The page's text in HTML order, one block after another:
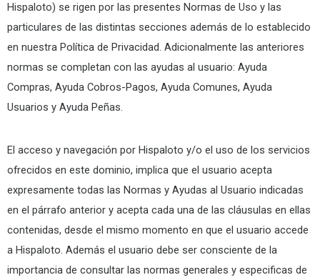
Hispaloto) se rigen por las presentes Normas de Uso y las
particulares de las distintas secciones además de lo establecido
en nuestra Política de Privacidad. Adicionalmente las anteriores
normas se completan con las ayudas al usuario: Ayuda
Compras, Ayuda Cobros-Pagos, Ayuda Comunes, Ayuda
Usuarios y Ayuda Peñas.
El acceso y navegación por Hispaloto y/o el uso de los servicios
ofrecidos en este dominio, implica que el usuario acepta
expresamente todas las Normas y Ayudas al Usuario indicadas
en el párrafo anterior y acepta cada una de las cláusulas en ellas
contenidas, desde el mismo momento en que el usuario accede
a Hispaloto. Además el usuario debe ser consciente de la
importancia de consultar las normas generales y especificas de